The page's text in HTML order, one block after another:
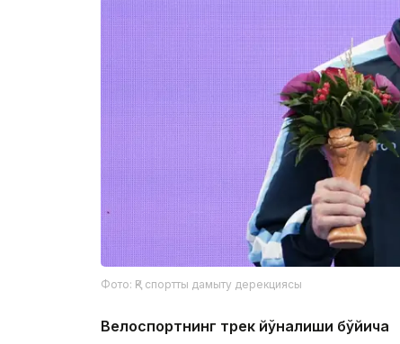
Фото: ҚР спортты дамыту дерекциясы
Велоспортнинг трек йўналиши бўйича